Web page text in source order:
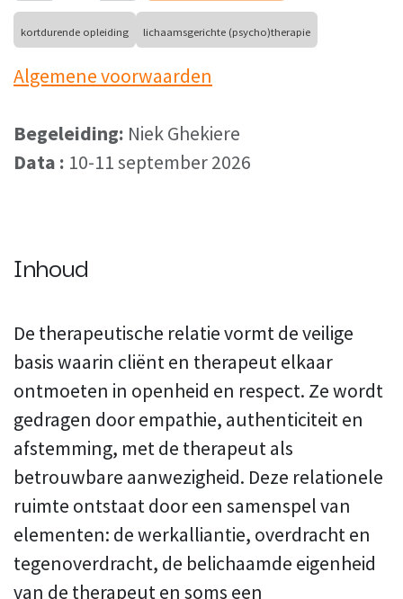
kortdurende opleiding lichaamsgerichte (psycho)therapie
Algemene voorwaarden
Begeleiding: Niek Ghekiere
Data : 10-11 september 2026
Inhoud
De therapeutische relatie vormt de veilige
basis waarin cliënt en therapeut elkaar
ontmoeten in openheid en respect. Ze wordt
gedragen door empathie, authenticiteit en
afstemming, met de therapeut als
betrouwbare aanwezigheid. Deze relationele
ruimte ontstaat door een samenspel van
elementen: de werkalliantie, overdracht en
tegenoverdracht, de belichaamde eigenheid
van de therapeut en soms een